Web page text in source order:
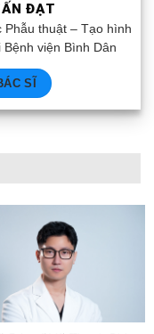
ĐẠT
thuật – Tạo hình
viện Bình Dân
SĨ